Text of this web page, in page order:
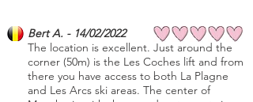
Bert A. - 14/02/2022
The location is excellent. Just around the
corner (50m) is the Les Coches lift and from
there you have access to both La Plagne
and Les Arcs ski areas. The center of